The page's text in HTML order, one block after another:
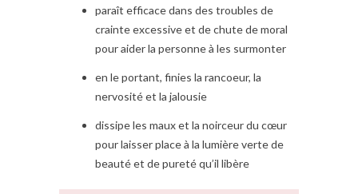
paraît efficace dans des troubles de
crainte excessive et de chute de moral
pour aider la personne à les surmonter
en le portant, finies la rancoeur, la
nervosité et la jalousie
dissipe les maux et la noirceur du cœur
pour laisser place à la lumière verte de
beauté et de pureté qu’il libère